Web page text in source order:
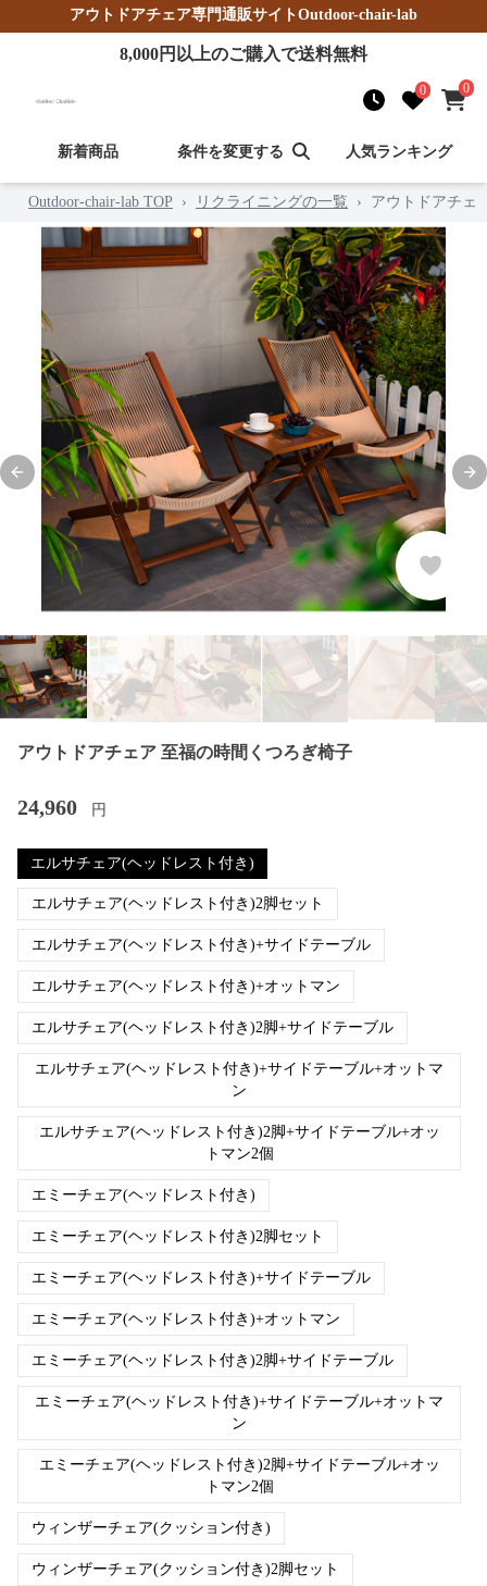
アウトドアチェア専門通販サイトOutdoor-chair-lab
8,000円以上のご購入で送料無料
0 0
新着商品 条件を変更する 人気ランキング
Outdoor-chair-lab TOP › リクライニングの一覧 › アウトドアチェ
Previous slide
アウトドアチェア 至福の時間くつろぎ椅子
24,960 円
エルサチェア(ヘッドレスト付き)
エルサチェア(ヘッドレスト付き)2脚セット
エルサチェア(ヘッドレスト付き)+サイドテーブル
エルサチェア(ヘッドレスト付き)+オットマン
エルサチェア(ヘッドレスト付き)2脚+サイドテーブル
エルサチェア(ヘッドレスト付き)+サイドテーブル+オットマ
ン
エルサチェア(ヘッドレスト付き)2脚+サイドテーブル+オッ
トマン2個
エミーチェア(ヘッドレスト付き)
エミーチェア(ヘッドレスト付き)2脚セット
エミーチェア(ヘッドレスト付き)+サイドテーブル
エミーチェア(ヘッドレスト付き)+オットマン
エミーチェア(ヘッドレスト付き)2脚+サイドテーブル
エミーチェア(ヘッドレスト付き)+サイドテーブル+オットマ
ン
エミーチェア(ヘッドレスト付き)2脚+サイドテーブル+オッ
トマン2個
ウィンザーチェア(クッション付き)
ウィンザーチェア(クッション付き)2脚セット